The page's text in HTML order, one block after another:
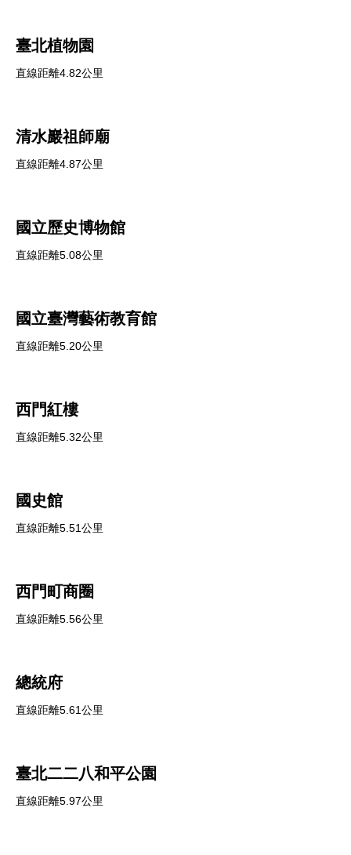
臺北植物園
直線距離4.82公里
清水巖祖師廟
直線距離4.87公里
國立歷史博物館
直線距離5.08公里
國立臺灣藝術教育館
直線距離5.20公里
西門紅樓
直線距離5.32公里
國史館
直線距離5.51公里
西門町商圈
直線距離5.56公里
總統府
直線距離5.61公里
臺北二二八和平公園
直線距離5.97公里